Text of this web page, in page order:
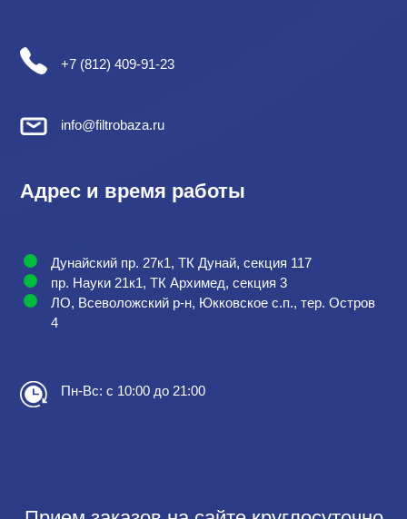
+7 (812) 409-91-23
info@filtrobaza.ru
Адрес и время работы
Дунайский пр. 27к1, ТК Дунай, секция 117
пр. Науки 21к1, ТК Архимед, секция 3
ЛО, Всеволожский р-н, Юкковское с.п., тер. Остров
4
Пн-Вс: с 10:00 до 21:00